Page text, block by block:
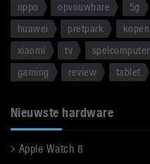
oppo
opvouwbare 5g
huawei
pretpark kopen
xiaomi
tv spelcomputer
gaming
review tablet
Nieuwste hardware
Apple Watch 8